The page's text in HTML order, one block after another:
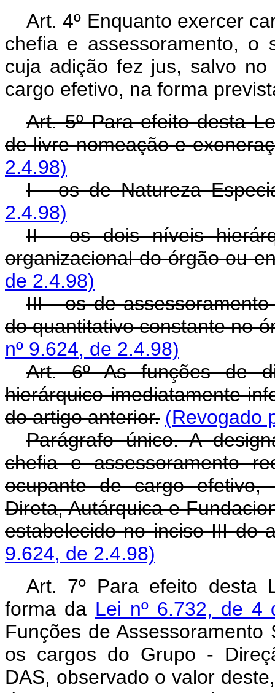
Art. 4º Enquanto exercer
chefia e assessoramento, o
cuja adição fez jus, salvo
cargo efetivo, na forma
Art. 5º Para efeito desta
de livre nomeação e
2.4.98)
I - os de Natureza
2.4.98)
II - os dois níveis
organizacional do órgão ou
de 2.4.98)
III - os de
do quantitativo constante no
nº 9.624, de 2.4.98)
Art. 6º As funções de
hierárquico imediatamente
do artigo anterior. (Revogado
Parágrafo único. A
chefia e assessoramento
ocupante de cargo efetivo,
Direta, Autárquica e
estabelecido no inciso III do
9.624, de 2.4.98)
Art. 7º Para efeito desta
forma da Lei nº 6.732, de 4
Funções de
os cargos do Grupo -
DAS, observado o valor